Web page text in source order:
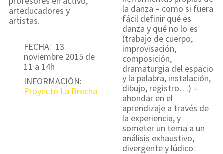
arteducadores y
artistas.
FECHA: 13
noviembre 2015 de
11 a 14h
INFORMACIÓN:
Proyecto La Brecha
la danza – como si fuera
fácil definir qué es
danza y qué no lo es
(trabajo de cuerpo,
improvisación,
composición,
dramaturgia del espacio
y la palabra, instalación,
dibujo, registro…) –
ahondar en el
aprendizaje a través de
la experiencia, y
someter un tema a un
análisis exhaustivo,
divergente y lúdico.